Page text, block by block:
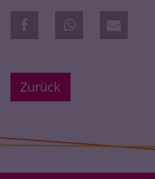
Zurück